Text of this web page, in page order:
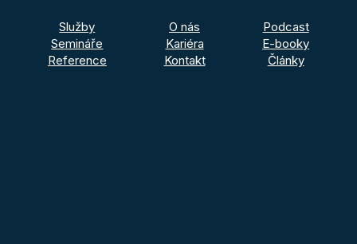
Služby
Semináře
Reference
O nás
Kariéra
Kontakt
Podcast
E-booky
Články